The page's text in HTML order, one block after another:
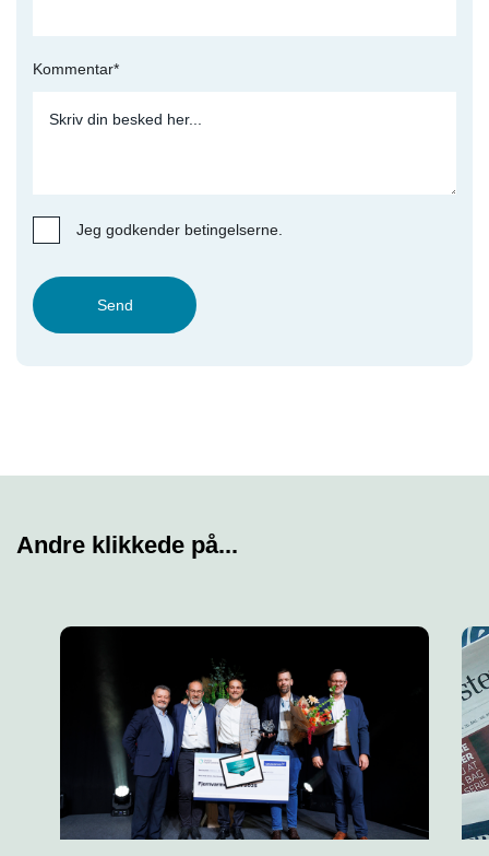
Kommentar*
Jeg godkender betingelserne.
Send
Andre klikkede på...